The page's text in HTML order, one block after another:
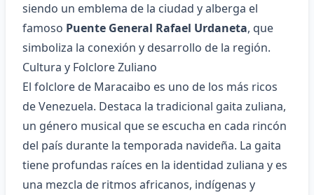
siendo un emblema de la ciudad y alberga el
famoso Puente General Rafael Urdaneta, que
simboliza la conexión y desarrollo de la región.
Cultura y Folclore Zuliano
El folclore de Maracaibo es uno de los más ricos
de Venezuela. Destaca la tradicional gaita zuliana,
un género musical que se escucha en cada rincón
del país durante la temporada navideña. La gaita
tiene profundas raíces en la identidad zuliana y es
una mezcla de ritmos africanos, indígenas y